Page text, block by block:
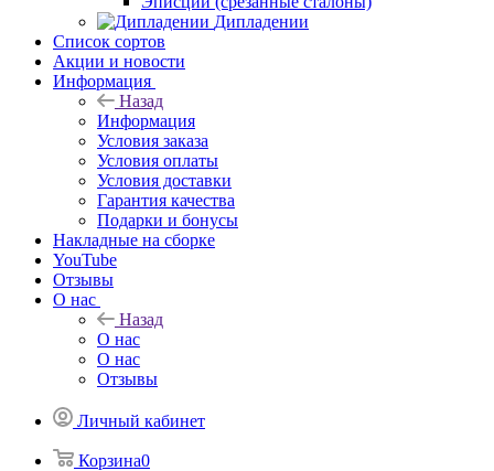
Дипладении
Список сортов
Акции и новости
Информация
Назад
Информация
Условия заказа
Условия оплаты
Условия доставки
Гарантия качества
Подарки и бонусы
Накладные на сборке
YouTube
Отзывы
О нас
Назад
О нас
О нас
Отзывы
Личный кабинет
Корзина0